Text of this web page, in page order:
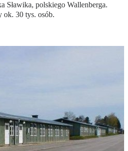
Sławika, polskiego Wallenberga.
ok. 30 tys. osób.